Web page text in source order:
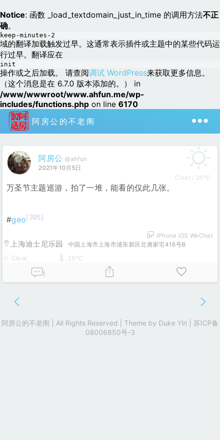
Notice: 函数 _load_textdomain_just_in_time 的调用方法不正
确。
keep-minutes-2
域的翻译加载触发过早。这通常表示插件或主题中的某些代码运
行过早。翻译应在
init
操作或之后加载。 请查阅调试 WordPress来获取更多信息。
（这个消息是在 6.7.0 版本添加的。） in
/www/wwwroot/www.ahfun.me/wp-
includes/functions.php on line 6170
阿房公的不老阁
阿房公 @ahfun
2021年10月5日
Clear / 25℃
万圣节主题巡游，拍了一堆，能看的仅此几张。
#geo[395]
iPhone iOS WeChat
上海迪士尼乐园 中国上海市上海市浦东新区北唐家宅416号B
Clear
25℃
!
阿房公的不老阁 | All Rights Reserved | Theme by Duke Yin
苏ICP备
08006850号-3